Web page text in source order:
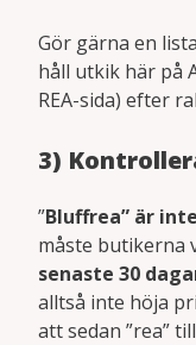
Gör gärna en
håll utkik här på
REA-sida) efter
3)
”Bluffrea” är
måste butikerna
senaste 30
alltså inte höja
att sedan ”rea”